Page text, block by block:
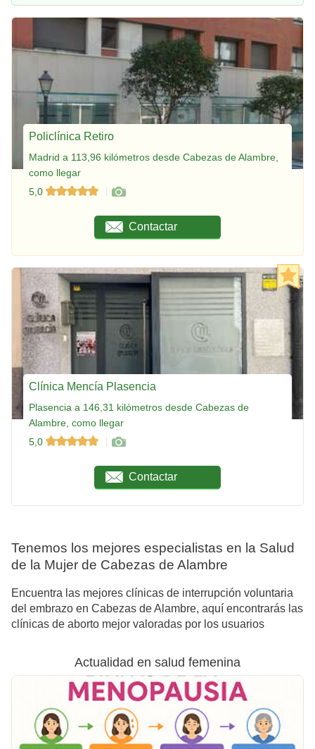
Policlínica Retiro
Madrid a 113,96 kilómetros desde Cabezas de Alambre,
como llegar
5,0
Contactar
Clínica Mencía Plasencia
Plasencia a 146,31 kilómetros desde Cabezas de
Alambre, como llegar
5,0
Contactar
Tenemos los mejores especialistas en la Salud
de la Mujer de Cabezas de Alambre
Encuentra las mejores clínicas de interrupción voluntaria
del embrazo en Cabezas de Alambre, aquí encontrarás las
clínicas de aborto mejor valoradas por los usuarios
Actualidad en salud femenina